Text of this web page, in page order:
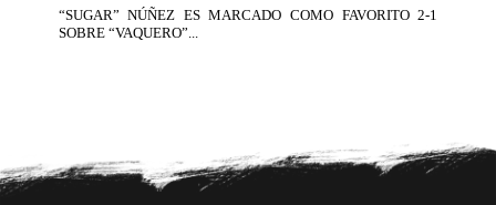
“SUGAR” NÚÑEZ ES MARCADO COMO FAVORITO 2-1
SOBRE “VAQUERO”...